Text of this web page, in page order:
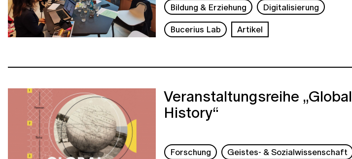
Bildung & Erziehung
Digitalisierung
Bucerius Lab
Artikel
Veranstaltungsreihe „Global
History“
Forschung Geistes- & Sozialwissenschaft